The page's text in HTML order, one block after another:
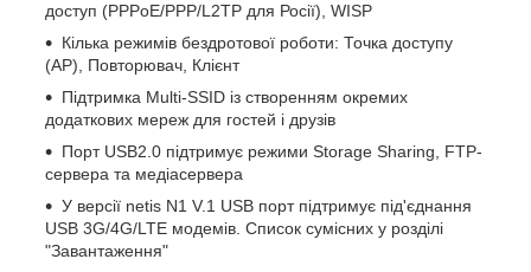
доступ (PPPoE/PPP/L2TP для Росії), WISP
Кілька режимів бездротової роботи: Точка доступу
(АР), Повторювач, Клієнт
Підтримка Multi-SSID із створенням окремих
додаткових мереж для гостей і друзів
Порт USB2.0 підтримує режими Storage Sharing, FTP-
сервера та медіасервера
У версії netis N1 V.1 USB порт підтримує під'єднання
USB 3G/4G/LTE модемів. Список сумісних у розділі
"Завантаження"